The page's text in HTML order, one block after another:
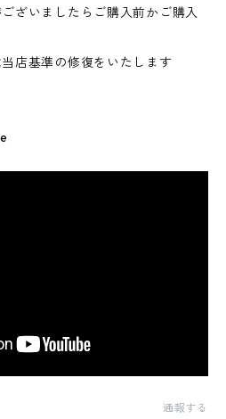
ざいましたらご購入前かご購入
店基準の修復をいたします
通報する